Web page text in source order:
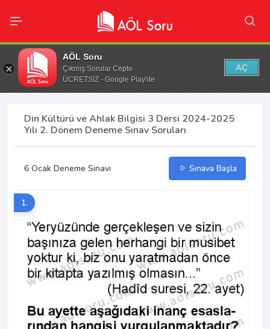
AÖL Soru
Çıkmış Sorular Cepte
ÜCRETSİZ - Google Play'de
AÇ
Din Kültürü ve Ahlak Bilgisi 3 Dersi 2024-2025
Yılı 2. Dönem Deneme Sınav Soruları
6 Ocak Deneme Sınavı Sınava Başla
1.